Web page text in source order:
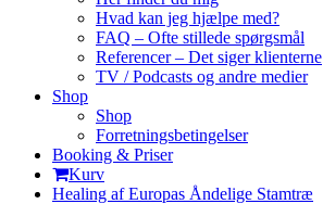
Hvad kan jeg hjælpe med?
FAQ – Ofte stillede spørgsmål
Referencer – Det siger klienterne
TV / Podcasts og andre medier
Shop
Shop
Forretningsbetingelser
Booking & Priser
Kurv
Healing af Europas Åndelige Stamtræ